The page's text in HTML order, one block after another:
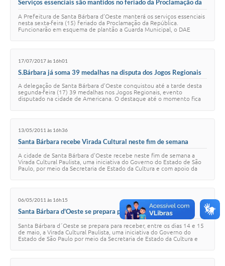
Serviços essenciais são mantidos no feriado da Proclamação da
A Prefeitura de Santa Bárbara d’Oeste manterá os serviços essenciais
nesta sexta-feira (15) feriado da Proclamação da República.
Funcionarão em esquema de plantão a Guarda Municipal, o DAE
17/07/2017 às 16h01
S.Bárbara já soma 39 medalhas na disputa dos Jogos Regionais
A delegação de Santa Bárbara d’Oeste conquistou até a tarde desta
segunda-feira (17) 39 medalhas nos Jogos Regionais, evento
disputado na cidade de Americana. O destaque até o momento fica
13/05/2011 às 16h36
Santa Bárbara recebe Virada Cultural neste fim de semana
A cidade de Santa Bárbara d'Oeste recebe neste fim de semana a
Virada Cultural Paulista, uma iniciativa do Governo do Estado de São
Paulo, por meio da Secretaria de Estado da Cultura e com apoio da
06/05/2011 às 16h15
Santa Bárbara d'Oeste se prepara para a Virada Cultural
Santa Bárbara d´Oeste se prepara para receber, entre os dias 14 e 15
de maio, a Virada Cultural Paulista, uma iniciativa do Governo do
Estado de São Paulo por meio da Secretaria de Estado da Cultura e